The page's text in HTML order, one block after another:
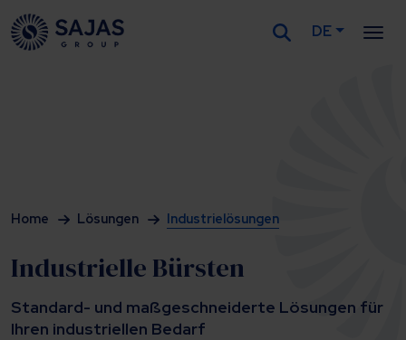
Siirry sisältöön
DE
Home Lösungen Industrielösungen
Industrielle Bürsten
Standard- und maßgeschneiderte Lösungen für
Ihren industriellen Bedarf